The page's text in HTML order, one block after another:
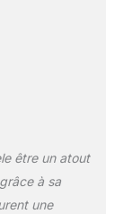
être un atout
à sa
une